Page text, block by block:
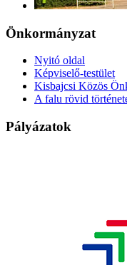
Önkormányzat
Nyitó oldal
Képviselő-testület
Kisbajcsi Közös
A falu rövid
Pályázatok